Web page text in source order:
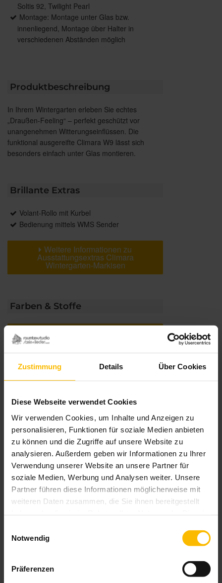
Zustimmung Details Über Cookies
Diese Webseite verwendet Cookies
Wir verwenden Cookies, um Inhalte und Anzeigen zu
personalisieren, Funktionen für soziale Medien anbieten
zu können und die Zugriffe auf unsere Website zu
analysieren. Außerdem geben wir Informationen zu Ihrer
Verwendung unserer Website an unsere Partner für
soziale Medien, Werbung und Analysen weiter. Unsere
Partner führen diese Informationen möglicherweise mit
weiteren Daten zusammen, die Sie ihnen bereitgestellt
Notwendig
Präferenzen
Soltis 92, Twilight Pearl
Montage: Montage unter Glas bzw.
innenliegend, Montage über Halter in
verschiedenen Abständen möglich
Produktbeschreibung
In Ihrem Wintergarten erleben Sie echtes
„Draußen-Feeling“ – perfekt geschützt vor
unangenehmen Witterungseinflüssen. Die
funktional ausgereifte Climara W9 lässt sich
besonders einfach unter Glas montieren.
Brillante Extras
Volant-Rollo mit Kurbel
Bedienung mittels WMS Sender
Weitere Informationen zu
Ausstattungsextras Climara
Wintergarten-Markisen
Farben & Stoffe